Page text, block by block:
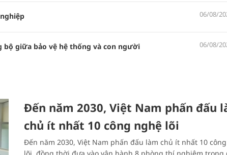
06/08/
giữa bảo vệ hệ thống và con người 06/08/
Đến năm 2030, Việt Nam phấn đấu
chủ ít nhất 10 công nghệ lõi
Đến năm 2030, Việt Nam phấn đấu làm chủ ít nhất 10